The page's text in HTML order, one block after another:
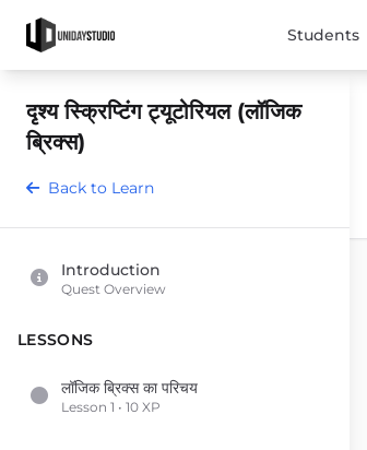
Students
दृश्य स्क्रिप्टिंग ट्यूटोरियल (लॉजिक
ब्रिक्स)
Back to Learn
Introduction
Quest Overview
LESSONS
लॉजिक ब्रिक्स का परिचय
Lesson 1 • 10 XP